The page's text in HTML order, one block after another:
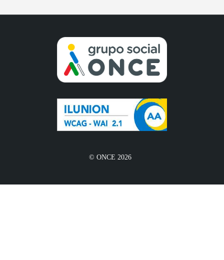
© ONCE 2026